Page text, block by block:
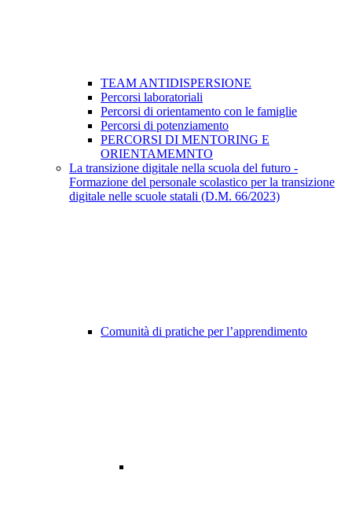
TEAM ANTIDISPERSIONE
Percorsi laboratoriali
Percorsi di orientamento con le famiglie
Percorsi di potenziamento
PERCORSI DI MENTORING E
ORIENTAMEMNTO
La transizione digitale nella scuola del futuro -
Formazione del personale scolastico per la transizione
digitale nelle scuole statali (D.M. 66/2023)
Comunità di pratiche per l’apprendimento